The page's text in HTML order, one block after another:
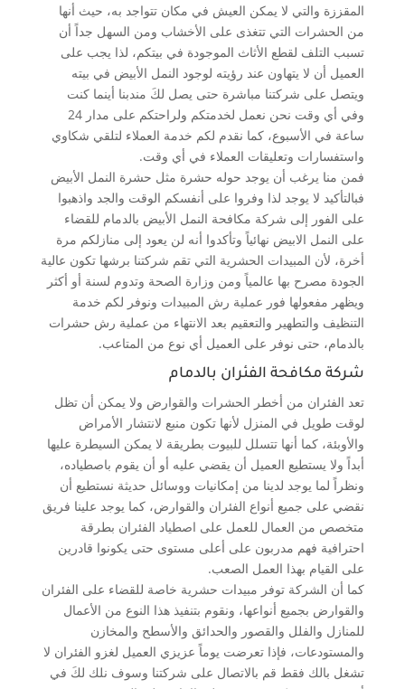
المقززة والتي لا يمكن العيش في مكان تتواجد به، حيث أنها
من الحشرات التي تتغذى على الأخشاب ومن السهل جداً أن
تسبب التلف لقطع الأثاث الموجودة في بيتكم، لذا يجب على
العميل أن لا يتهاون عند رؤيته لوجود النمل الأبيض في بيته
ويتصل على شركتنا مباشرة حتى يصل لكَ مندبنا أينما كنت
وفي أي وقت نحن نعمل لخدمتكم ولراحتكم على مدار 24
ساعة في الأسبوع، كما نقدم لكم خدمة العملاء لتلقي شكاوي
واستفسارات وتعليقات العملاء في أي وقت.
فمن منا يرغب أن يوجد حوله حشرة مثل حشرة النمل الأبيض
فبالتأكيد لا يوجد لذا وفروا على أنفسكم الوقت والجد واذهبوا
على الفور إلى شركة مكافحة النمل الأبيض بالدمام للقضاء
على النمل الابيض نهائياً وتأكدوا أنه لن يعود إلى منازلكم مرة
أخرة، لأن المبيدات الحشرية التي تقم شركتنا برشها تكون عالية
الجودة مصرح بها عالمياً ومن وزارة الصحة وتدوم لسنة أو أكثر
ويظهر مفعولها فور عملية رش المبيدات ونوفر لكم خدمة
التنظيف والتطهير والتعقيم بعد الانتهاء من عملية رش حشرات
بالدمام، حتى نوفر على العميل أي نوع من المتاعب.
شركة مكافحة الفئران بالدمام
تعد الفئران من أخطر الحشرات والقوارض ولا يمكن أن تظل
لوقت طويل في المنزل لأنها تكون منبع لانتشار الأمراض
والأوبئة، كما أنها تتسلل للبيوت بطريقة لا يمكن السيطرة عليها
أبداً ولا يستطيع العميل أن يقضي عليه أو أن يقوم باصطياده،
ونظراً لما يوجد لدينا من إمكانيات ووسائل حديثة نستطيع أن
نقضي على جميع أنواع الفئران والقوارض، كما يوجد علينا فريق
متخصص من العمال للعمل على اصطياد الفئران بطرقة
احترافية فهم مدربون على أعلى مستوى حتى يكونوا قادرين
على القيام بهذا العمل الصعب.
كما أن الشركة توفر مبيدات حشرية خاصة للقضاء على الفئران
والقوارض بجميع أنواعها، ونقوم بتنفيذ هذا النوع من الأعمال
للمنازل والفلل والقصور والحدائق والأسطح والمخازن
والمستودعات، فإذا تعرضت يوماً عزيزي العميل لغزو الفئران لا
تشغل بالك فقط قم بالاتصال على شركتنا وسوف نلك لكَ في